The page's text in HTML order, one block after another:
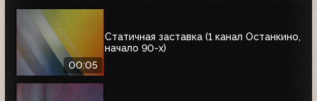
00:05
Статичная заставка (1 канал Останкино,
начало 90-х)